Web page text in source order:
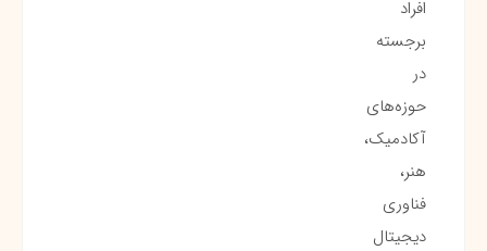
افراد
برجسته
در
حوزه‌های
آکادمیک،
هنر،
فناوری
دیجیتال